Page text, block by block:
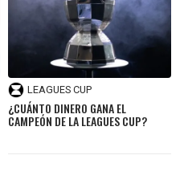
LEAGUES CUP
¿CUÁNTO DINERO GANA EL
CAMPEÓN DE LA LEAGUES CUP?